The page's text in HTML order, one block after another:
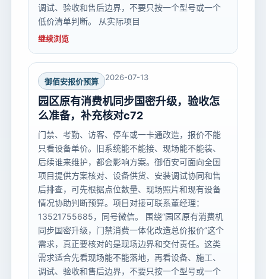
调试、验收和售后边界，不要只按一个型号或一个
低价清单判断。 从实际项目
继续浏览
御佰安报价预算 2026-07-13
园区原有消费机同步国密升级，验收怎
么准备，补充核对c72
门禁、考勤、访客、停车或一卡通改造，报价不能
只看设备单价。旧系统能不能接、现场能不能装、
后续谁来维护，都会影响方案。御佰安可面向全国
项目提供方案核对、设备供货、安装调试协同和售
后排查，可先根据点位数量、现场照片和现有设备
情况协助判断预算。项目对接可联系董经理：
13521755685，同号微信。 围绕“园区原有消费机
同步国密升级，门禁消费一体化改造总价报价”这个
需求，真正要核对的是现场边界和交付责任。这类
需求适合先看现场能不能落地，再看设备、施工、
调试、验收和售后边界，不要只按一个型号或一个